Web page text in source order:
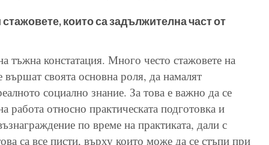
които са задължителна част от
тъжна констатация. Много често стажовете на
своята основна роля, да намалят
социално знание. За това е важно да се
работа относно практическата подготовка и
по време на практиката, дали с
са все писти, върху които може да се стъпи при